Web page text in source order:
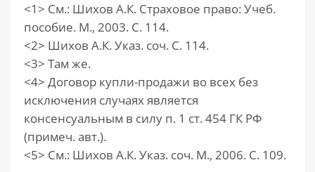
<1> См.: Шихов А.К. Страховое право: Учеб.
пособие. М., 2003. С. 114.
<2> Шихов А.К. Указ. соч. С. 114.
<3> Там же.
<4> Договор купли-продажи во всех без
исключения случаях является
консенсуальным в силу п. 1 ст. 454 ГК РФ
(примеч. авт.).
<5> См.: Шихов А.К. Указ. соч. М., 2006. С. 109.